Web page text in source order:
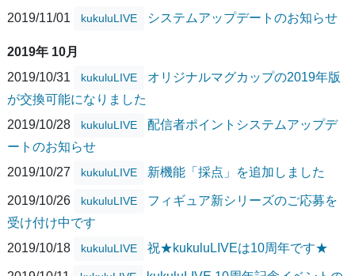
2019/11/01
kukuluLIVE システムアップデートのお知らせ
2019年 10月
2019/10/31
kukuluLIVE
オリジナルマグカップの2019年版
が交換可能になりました
2019/10/28
kukuluLIVE
配信者ポイントシステムアップデ
ートのお知らせ
2019/10/27
kukuluLIVE 新機能「採点」を追加しました
2019/10/26 kukuluLIVE
フィギュア新シリーズのご応募を
受け付け中です
2019/10/18
kukuluLIVE 祝★kukuluLIVEは10周年です★